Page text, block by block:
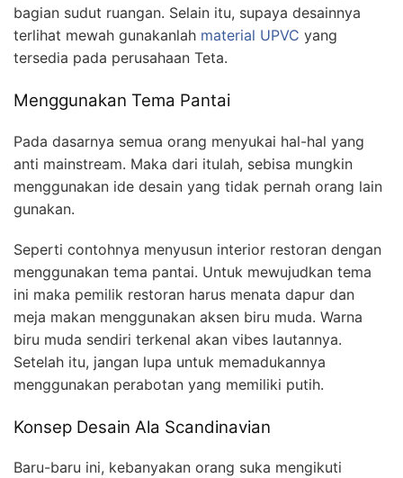
bagian sudut ruangan. Selain itu, supaya desainnya
terlihat mewah gunakanlah material UPVC yang
tersedia pada perusahaan Teta.
Menggunakan Tema Pantai
Pada dasarnya semua orang menyukai hal-hal yang
anti mainstream. Maka dari itulah, sebisa mungkin
menggunakan ide desain yang tidak pernah orang lain
gunakan.
Seperti contohnya menyusun interior restoran dengan
menggunakan tema pantai. Untuk mewujudkan tema
ini maka pemilik restoran harus menata dapur dan
meja makan menggunakan aksen biru muda. Warna
biru muda sendiri terkenal akan vibes lautannya.
Setelah itu, jangan lupa untuk memadukannya
menggunakan perabotan yang memiliki putih.
Konsep Desain Ala Scandinavian
Baru-baru ini, kebanyakan orang suka mengikuti